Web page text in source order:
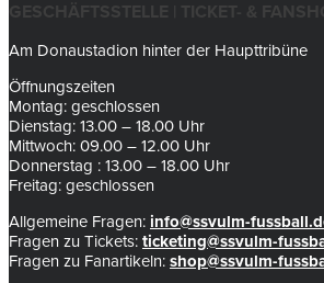
GESCHÄFTSSTELLE | TICKET- &
Am Donaustadion hinter der Haupttribüne
Öffnungszeiten
Montag: geschlossen
Dienstag: 13.00 – 18.00 Uhr
Mittwoch: 09.00 – 12.00 Uhr
Donnerstag : 13.00 – 18.00 Uhr
Freitag: geschlossen
Allgemeine Fragen: info@ssvulm-
Fragen zu Tickets: ticketing@ssvulm-
Fragen zu Fanartikeln: shop@ssvulm-